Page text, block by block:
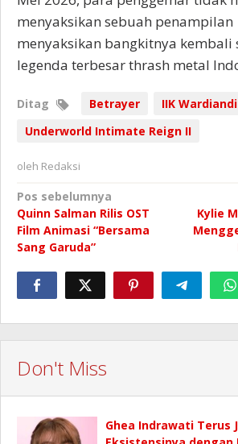
menyaksikan sebuah penampilan
menyaksikan bangkitnya kembali
legenda terbesar thrash metal
Ditag Betrayer
IIK Wardiandi
Underworld Intimate Reign II
oleh Redaksi
Navigasi
pos
Pos sebelumnya
Quinn Salman Rilis OST
Film Animasi “Bersama
Sang Garuda”
Kylie
Don't Miss
Ghea Indrawati Terus